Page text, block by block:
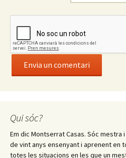
Qui sóc?
Em dic Montserrat Casas. Sóc
de vint anys ensenyant i aprenent en
totes les situacions en les que un